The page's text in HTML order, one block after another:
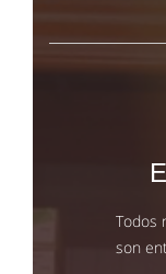
Todos
son